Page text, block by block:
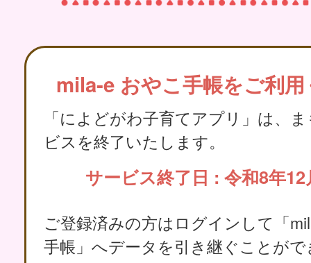
mila-e おやこ手帳をご利
「によどがわ子育てアプリ」は、
ビスを終了いたします。
サービス終了日 : 令和8年12
ご登録済みの方はログインして「
手帳」へデータを引き継ぐことが